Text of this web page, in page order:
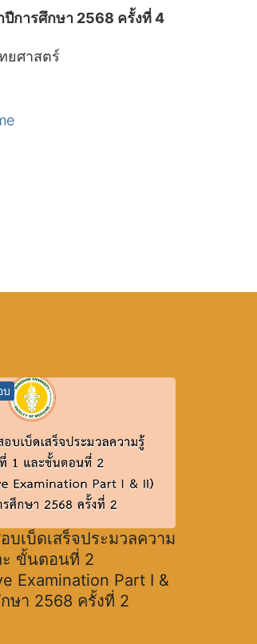
ปีการศึกษา 2568 ครั้งที่ 4
ยศาสตร์
บ
บเบ็ดเสร็จประมวลความ
ขั้นตอนที่ 2
Examination Part I &
ษา 2568 ครั้งที่ 2